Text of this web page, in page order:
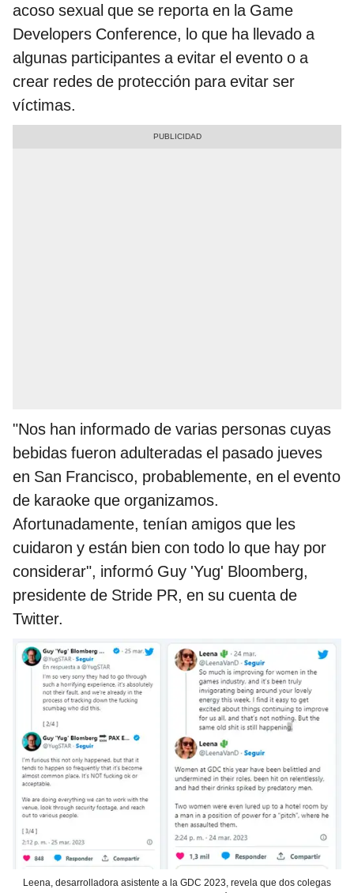
acoso sexual que se reporta en la Game
Developers Conference, lo que ha llevado a
algunas participantes a evitar el evento o a
crear redes de protección para evitar ser
víctimas.
"Nos han informado de varias personas cuyas
bebidas fueron adulteradas el pasado jueves
en San Francisco, probablemente, en el evento
de karaoke que organizamos.
Afortunadamente, tenían amigos que les
cuidaron y están bien con todo lo que hay por
considerar", informó Guy 'Yug' Bloomberg,
presidente de Stride PR, en su cuenta de
Twitter.
Leena, desarrolladora asistente a la GDC 2023, revela que dos colegas